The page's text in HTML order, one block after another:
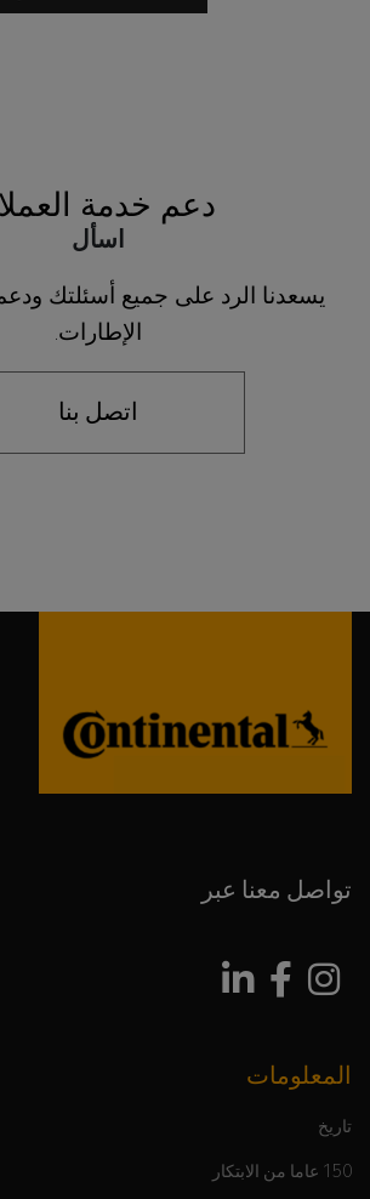
دعم خدمة
اسأل
يسعدنا الرد على جميع أسئلتك
الإطارات.
اتصل بنا
تواصل معنا عبر
المعلومات
تاريخ
150 عاما من الابتكار